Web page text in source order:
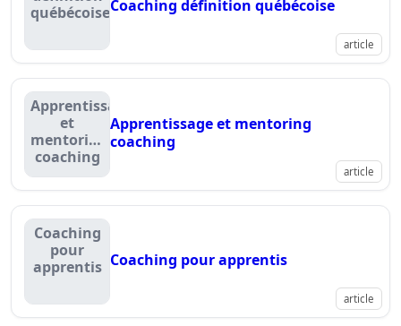
québécoiseCoaching définition québécoise
article
Apprentissage
et
mentoring
coaching
Apprentissage et mentoring
coaching
article
Coaching
pour
apprentis Coaching pour apprentis
article